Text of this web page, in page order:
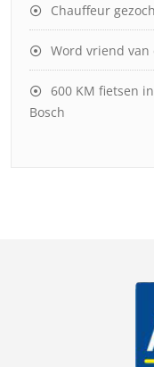
Chauffeur
Word vriend van
600 KM fietsen
Bosch